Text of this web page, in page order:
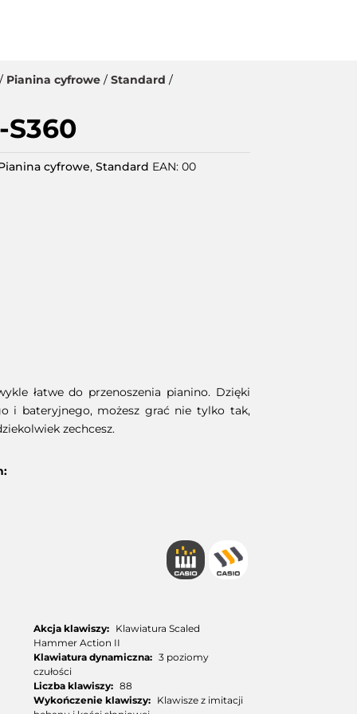
Pianina cyfrowe/ Standard /
S360
cyfrowe, Standard EAN: 00
łatwe do przenoszenia pianino. Dzięki
i bateryjnego, możesz grać nie tylko tak,
zechcesz.
Akcja klawiszy: Klawiatura Scaled
Hammer Action II
Klawiatura dynamiczna: 3 poziomy
czułości
Liczba klawiszy: 88
Wykończenie klawiszy: Klawisze z imitacji